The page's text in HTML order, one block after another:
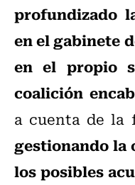
profundizado
en el gabinete
en el propio
coalición
a cuenta de la
gestionando la
los posibles